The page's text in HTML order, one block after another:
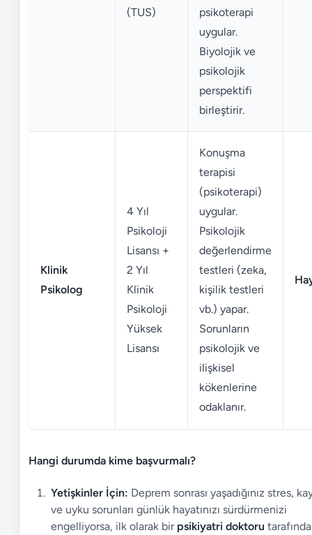
(TUS)
psikoterapi
uygular.
Biyolojik ve
psikolojik
perspektifi
birleştirir.
Klinik
Psikolog
4 Yıl
Psikoloji
Lisansı +
2 Yıl
Klinik
Psikoloji
Yüksek
Lisansı
Konuşma
terapisi
(psikoterapi)
uygular.
Psikolojik
değerlendirme
testleri (zeka,
kişilik testleri
vb.) yapar.
Sorunların
psikolojik ve
ilişkisel
kökenlerine
odaklanır.
Hangi durumda kime başvurmalı?
Yetişkinler İçin: Deprem sonrası yaşadığınız stres,
ve uyku sorunları günlük hayatınızı sürdürmenizi
engelliyorsa, ilk olarak bir psikiyatri doktoru